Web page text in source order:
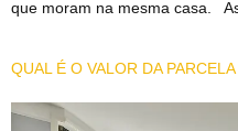
que moram na mesma casa.
QUAL É O VALOR DA